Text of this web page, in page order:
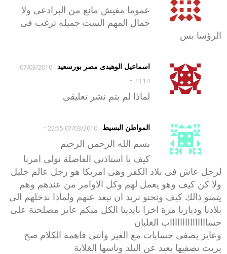
عموما مفيش مانع من البرادعى ولا
جمال المهم الست جميله ترغب فى
الرؤسا بس
اسماعيل الوهيدى مصر بورسعيد
07/03/2010
23:14
-
لماذا لم يتم نشر تعليقى
المواطن البسيط 07/03/2010 22:55
-
بسم الله الرحمن الرحيم
كيف يا استاذتى الفاضلة نولى امرنا
لرجل عاش فى بلاد الكفر وهى امريكا هو رجل عالم جليل
ولا كن كيف وهو يعمل لهم وكل الاوامر من عندهم وهم
يتمنو ذالك كيف ونحنو نريد ان نبعد عنهم ولماذا ندخلهم الى
بلادنا وديارنا مرة اخرا بايدينا الكل منكم عايز مصلحتة على
حساااااااااااااااب الغلبان
وعايز يصفى حسابات مع الغير وانتى فاهمة الكلام صح
يريت نصفيها بعيد عن البلد وناسها الغلابة